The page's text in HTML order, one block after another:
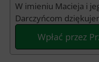
W imieniu Macieja i
Darczyńcom
Wpłać przez